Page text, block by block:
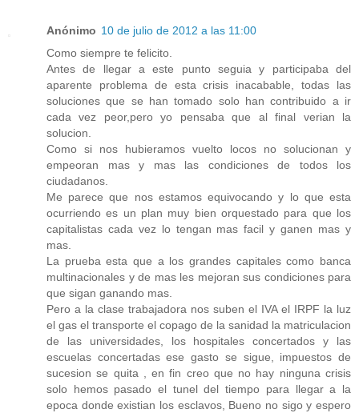
Anónimo 10 de julio de 2012 a las 11:00
Como siempre te felicito.
Antes de llegar a este punto seguia y participaba del
aparente problema de esta crisis inacabable, todas las
soluciones que se han tomado solo han contribuido a ir
cada vez peor,pero yo pensaba que al final verian la
solucion.
Como si nos hubieramos vuelto locos no solucionan y
empeoran mas y mas las condiciones de todos los
ciudadanos.
Me parece que nos estamos equivocando y lo que esta
ocurriendo es un plan muy bien orquestado para que los
capitalistas cada vez lo tengan mas facil y ganen mas y
mas.
La prueba esta que a los grandes capitales como banca
multinacionales y de mas les mejoran sus condiciones para
que sigan ganando mas.
Pero a la clase trabajadora nos suben el IVA el IRPF la luz
el gas el transporte el copago de la sanidad la matriculacion
de las universidades, los hospitales concertados y las
escuelas concertadas ese gasto se sigue, impuestos de
sucesion se quita , en fin creo que no hay ninguna crisis
solo hemos pasado el tunel del tiempo para llegar a la
epoca donde existian los esclavos, Bueno no sigo y espero